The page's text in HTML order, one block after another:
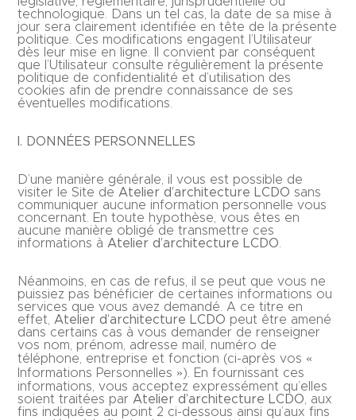
technologique. Dans un tel cas, la date de sa mise à
jour sera clairement identifiée en tête de la présente
politique. Ces modifications engagent l’Utilisateur
dès leur mise en ligne. Il convient par conséquent
que l’Utilisateur consulte régulièrement la présente
politique de confidentialité et d’utilisation des
cookies afin de prendre connaissance de ses
éventuelles modifications.
I. DONNÉES PERSONNELLES
D’une manière générale, il vous est possible de
visiter le Site de Atelier d’architecture LCDO sans
communiquer aucune information personnelle vous
concernant. En toute hypothèse, vous êtes en
aucune manière obligé de transmettre ces
informations à Atelier d’architecture LCDO
Néanmoins, en cas de refus, il se peut que vous ne
puissiez pas bénéficier de certaines informations ou
services que vous avez demandé. A ce titre en
effet, Atelier d’architecture LCDO peut être amené
dans certains cas à vous demander de renseigner
vos nom, prénom, adresse mail, numéro de
téléphone, entreprise et fonction (ci-après vos «
Informations Personnelles »). En fournissant ces
informations, vous acceptez expressément qu’elles
soient traitées par Atelier d’architecture LCDO , aux
fins indiquées au point 2 ci-dessous ainsi qu’aux fins